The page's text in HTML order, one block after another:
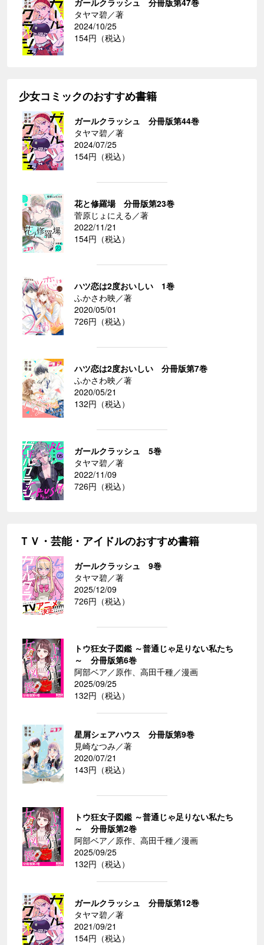
ガールクラッシュ 分冊版第47巻
タヤマ碧／著
2024/10/25
154円（税込）
少女コミックのおすすめ書籍
ガールクラッシュ 分冊版第44巻
タヤマ碧／著
2024/07/25
154円（税込）
花と修羅場 分冊版第23巻
菅原じょにえる／著
2022/11/21
154円（税込）
ハツ恋は2度おいしい 1巻
ふかさわ映／著
2020/05/01
726円（税込）
ハツ恋は2度おいしい 分冊版第7巻
ふかさわ映／著
2020/05/21
132円（税込）
ガールクラッシュ 5巻
タヤマ碧／著
2022/11/09
726円（税込）
ＴＶ・芸能・アイドルのおすすめ書籍
ガールクラッシュ 9巻
タヤマ碧／著
2025/12/09
726円（税込）
トウ狂女子図鑑 ～普通じゃ足りない私たち
～ 分冊版第6巻
阿部ベア／原作、高田千種／漫画
2025/09/25
132円（税込）
星屑シェアハウス 分冊版第9巻
見崎なつみ／著
2020/07/21
143円（税込）
トウ狂女子図鑑 ～普通じゃ足りない私たち
～ 分冊版第2巻
阿部ベア／原作、高田千種／漫画
2025/09/25
132円（税込）
ガールクラッシュ 分冊版第12巻
タヤマ碧／著
2021/09/21
154円（税込）